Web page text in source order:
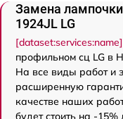
Замена
1924JL LG
профильном сц LG в
На все виды работ и
расширенную
качестве наших
будет стоить на -